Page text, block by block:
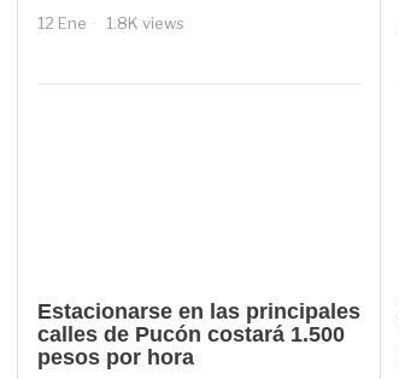
12 Ene 1.8K views
Estacionarse en las principales
calles de Pucón costará 1.500
pesos por hora